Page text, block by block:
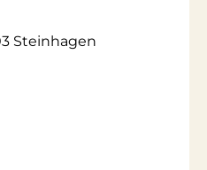
Steinhagen